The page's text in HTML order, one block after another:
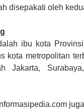
disepakati oleh
ibu kota
kota metropolitan
Jakarta,